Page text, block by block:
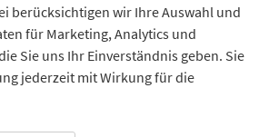
berücksichtigen wir Ihre Auswahl und
für Marketing, Analytics und
Sie uns Ihr Einverständnis geben. Sie
jederzeit mit Wirkung für die